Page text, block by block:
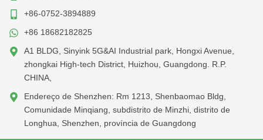
+86-0752-3894889
+86 18682182825
A1 BLDG, Sinyink 5G&AI Industrial park, Hongxi Avenue,
zhongkai High-tech District, Huizhou, Guangdong. R.P.
CHINA,
Endereço de Shenzhen: Rm 1213, Shenbaomao Bldg,
Comunidade Minqiang, subdistrito de Minzhi, distrito de
Longhua, Shenzhen, província de Guangdong